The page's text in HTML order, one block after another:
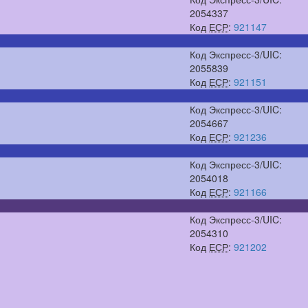
2054337
Код ЕСР:921147
Код Экспресс-3/UIC:
2055839
Код ЕСР:921151
Код Экспресс-3/UIC:
2054667
Код ЕСР:921236
Код Экспресс-3/UIC:
2054018
Код ЕСР:921166
Код Экспресс-3/UIC:
2054310
Код ЕСР:921202